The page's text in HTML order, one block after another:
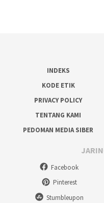
INDEKS
KODE ETIK
PRIVACY POLICY
TENTANG KAMI
PEDOMAN MEDIA SIBER
Facebook
Pinterest
Stumbleupon